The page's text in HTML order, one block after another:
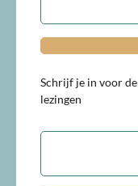
Schrijf je in voor
lezingen
E-